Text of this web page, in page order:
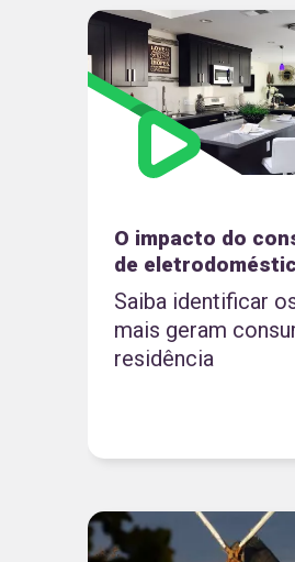
O impacto do
de
Saiba identificar
mais geram
residência